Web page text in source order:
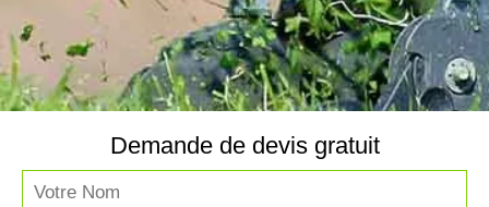
Demande de devis gratuit